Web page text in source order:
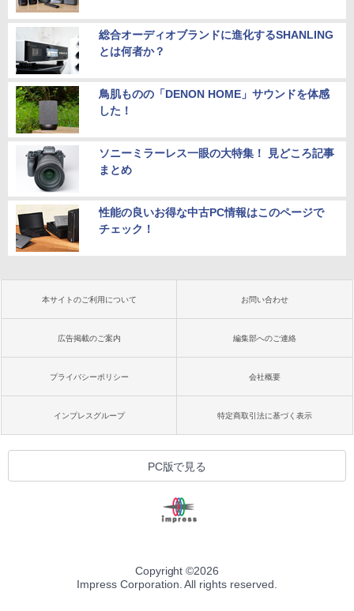
総合オーディオブランドに進化するSHANLING
とは何者か？
鳥肌ものの「DENON HOME」サウンドを体感
した！
ソニーミラーレス一眼の大特集！ 見どころ記事
まとめ
性能の良いお得な中古PC情報はこのページで
チェック！
本サイトのご利用について お問い合わせ
広告掲載のご案内 編集部へのご連絡
プライバシーポリシー 会社概要
インプレスグループ 特定商取引法に基づく表示
PC版で見る
Copyright ©2026
Impress Corporation. All rights reserved.